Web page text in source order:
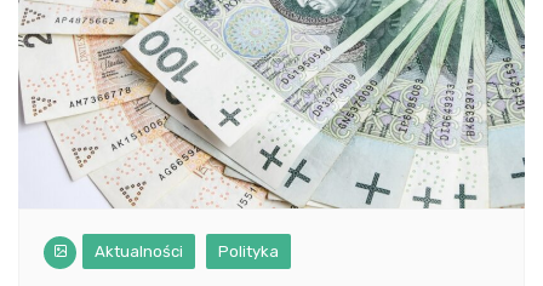
Aktualności Polityka